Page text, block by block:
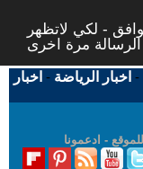
- لكي لاتظهر
- اخبار الرياضة - اخبار
للموقع - ادعمونا